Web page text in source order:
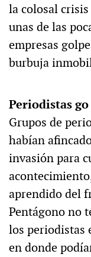
la colosal
unas de las
empresas
burbuja
Periodistas
Grupos de
habían
invasión para
aprendido del
Pentágono no
los periodistas
en donde